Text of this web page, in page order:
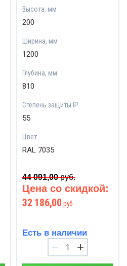
Высота, мм
200
Ширина, мм
1200
Глубина, мм
810
Степень защиты IP
55
Цвет
RAL 7035
44 091,00руб.
Цена со скидкой:
32 186,00 руб.
Есть в наличии
− +